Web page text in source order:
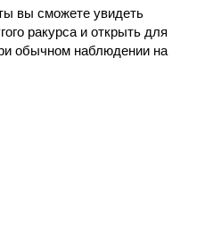
вы сможете увидеть
ракурса и открыть для
обычном наблюдении на